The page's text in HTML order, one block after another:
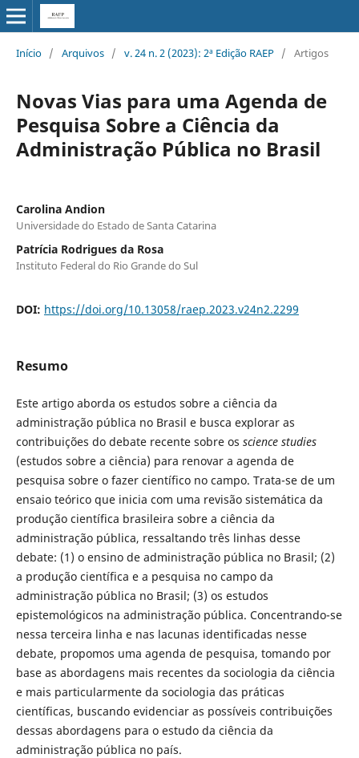
Início / Arquivos / v. 24 n. 2 (2023): 2ª Edição RAEP / Artigos
Novas Vias para uma Agenda de
Pesquisa Sobre a Ciência da
Administração Pública no Brasil
Carolina Andion
Universidade do Estado de Santa Catarina
Patrícia Rodrigues da Rosa
Instituto Federal do Rio Grande do Sul
DOI: https://doi.org/10.13058/raep.2023.v24n2.2299
Resumo
Este artigo aborda os estudos sobre a ciência da
administração pública no Brasil e busca explorar as
contribuições do debate recente sobre os science studies
(estudos sobre a ciência) para renovar a agenda de
pesquisa sobre o fazer científico no campo. Trata-se de um
ensaio teórico que inicia com uma revisão sistemática da
produção científica brasileira sobre a ciência da
administração pública, ressaltando três linhas desse
debate: (1) o ensino de administração pública no Brasil; (2)
a produção científica e a pesquisa no campo da
administração pública no Brasil; (3) os estudos
epistemológicos na administração pública. Concentrando-se
nessa terceira linha e nas lacunas identificadas nesse
debate, propomos uma agenda de pesquisa, tomando por
base as abordagens mais recentes da sociologia da ciência
e mais particularmente da sociologia das práticas
científicas, buscando evidenciar as possíveis contribuições
dessas abordagens para o estudo da ciência da
administração pública no país.